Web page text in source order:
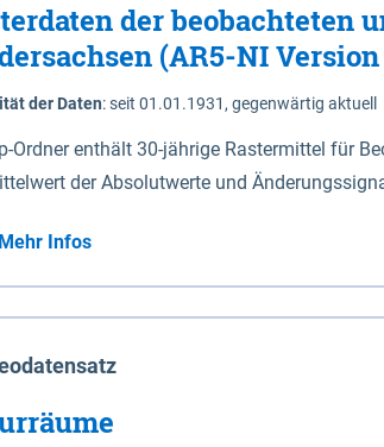
der beobachteten
(AR5-NI Version
der Daten:seit 01.01.1931, gegenwärtig aktuell
Ordner enthält 30-jährige Rastermittel für
der Absolutwerte und
(Jun. - Aug.) - au: Herbst (Sep. - Nov.) - wi: Winter (Dez. - Feb.) - hyr:
Jahr (Nov. - Okt.) - hsu:
- vd: Vegetationsruhe (Okt. - Mär.) Neben den Rasterdaten ist eine
zu den Dateinamen und für eine
code gegeben.
Mehr Infos